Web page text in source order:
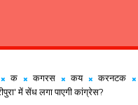
क कगरस कय करनटक
में सेंध लगा पाएगी कांग्रेस?